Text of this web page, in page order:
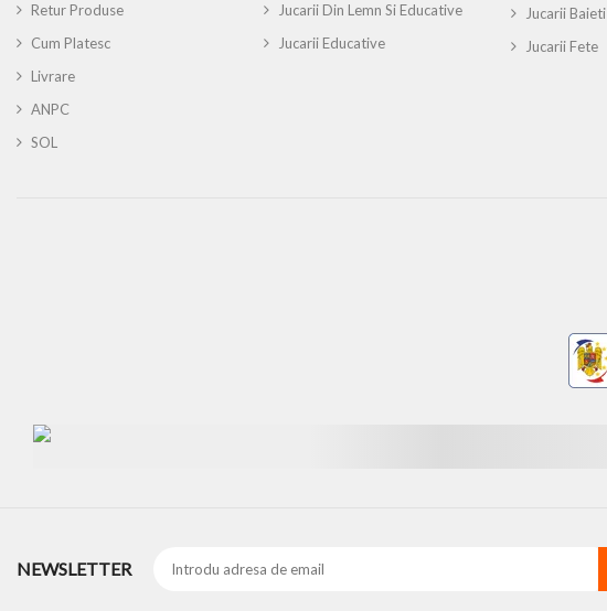
Retur Produse
Cum Platesc
Livrare
ANPC
SOL
Jucarii Din Lemn Si Educative
Jucarii Educative
Jucarii Baieti
Jucarii Fete
NEWSLETTER